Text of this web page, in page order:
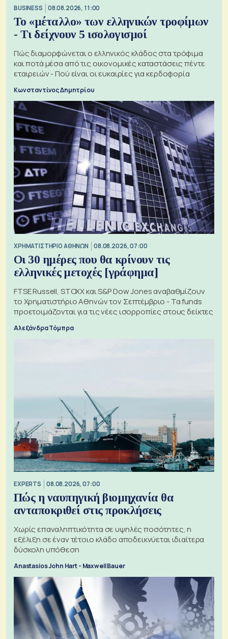
BUSINESS 08.08.2026, 11:00
Το «μέταλλο» των ελληνικών τροφίμων
- Τι δείχνουν 5 ισολογισμοί
Πώς διαμορφώνεται ο ελληνικός κλάδος στα τρόφιμα
και ποτά μέσα από τις οικονομικές καταστάσεις πέντε
εταιρειών - Πού είναι οι ευκαιρίες για κερδοφορία
Κωνσταντίνος Δημητρίου
XΡΗΜΑΤΙΣΤΗΡΙΟ ΑΘΗΝΩΝ 08.08.2026, 07:00
Οι 30 ημέρες που θα κρίνουν τις
ελληνικές μετοχές [γράφημα]
FTSE Russell, STOXX και S&P Dow Jones αναβαθμίζουν
το Χρηματιστήριο Αθηνών τον Σεπτέμβριο - Τα funds
προετοιμάζονται για τις νέες ισορροπίες στους δείκτες
Αλεξάνδρα Τόμπρα
EXPERTS 08.08.2026, 07:00
Πώς η ναυπηγική βιομηχανία θα
ανταποκριθεί στις προκλήσεις
Χωρίς επαναληπτικότητα σε υψηλές ποσότητες, η
εξέλιξη σε έναν τέτοιο κλάδο αποδεικνύεται ιδιαίτερα
δύσκολη υπόθεση
Anastasios John Hart - Maxwell Bauer